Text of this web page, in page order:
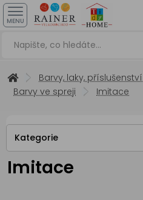
MENU
Barvy, laky, příslušenství
Barvy ve spreji
Imitace
Kategorie
Imitace